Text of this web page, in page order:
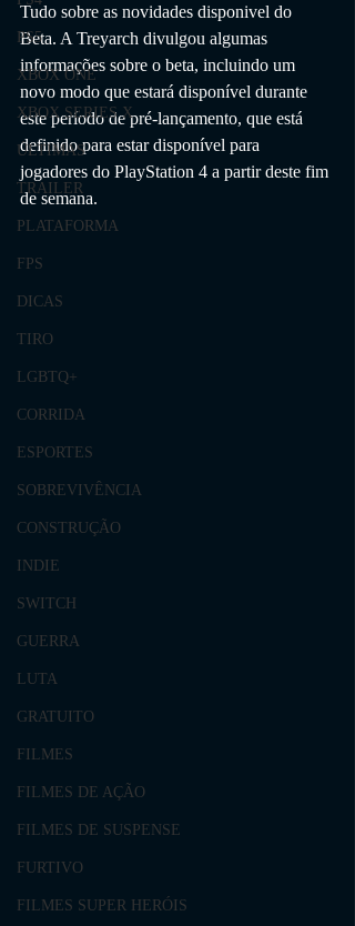
PS5
XBOX ONE
XBOX SERIES X
ÚLTIMAS
TRAILER
PLATAFORMA
FPS
DICAS
TIRO
LGBTQ+
CORRIDA
ESPORTES
SOBREVIVÊNCIA
CONSTRUÇÃO
INDIE
SWITCH
GUERRA
LUTA
GRATUITO
FILMES
FILMES DE AÇÃO
FILMES DE SUSPENSE
FURTIVO
FILMES SUPER HERÓIS
Tudo sobre as novidades disponivel do
Beta. A Treyarch divulgou algumas
informações sobre o beta, incluindo um
novo modo que estará disponível durante
este período de pré-lançamento, que está
definido para estar disponível para
jogadores do PlayStation 4 a partir deste fim
de semana.